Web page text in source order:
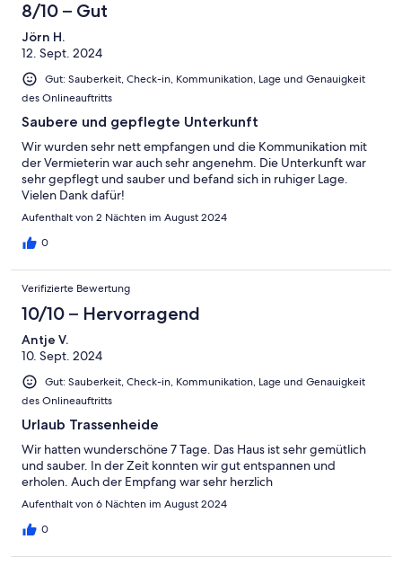
8/10 – Gut
Jörn H.
12. Sept. 2024
Gut: Sauberkeit, Check-in, Kommunikation, Lage und Genauigkeit
des Onlineauftritts
Saubere und gepflegte Unterkunft
Wir wurden sehr nett empfangen und die Kommunikation mit
der Vermieterin war auch sehr angenehm. Die Unterkunft war
sehr gepflegt und sauber und befand sich in ruhiger Lage.
Vielen Dank dafür!
Aufenthalt von 2 Nächten im August 2024
0
Verifizierte Bewertung
10/10 – Hervorragend
Antje V.
10. Sept. 2024
Gut: Sauberkeit, Check-in, Kommunikation, Lage und Genauigkeit
des Onlineauftritts
Urlaub Trassenheide
Wir hatten wunderschöne 7 Tage. Das Haus ist sehr gemütlich
und sauber. In der Zeit konnten wir gut entspannen und
erholen. Auch der Empfang war sehr herzlich
Aufenthalt von 6 Nächten im August 2024
0